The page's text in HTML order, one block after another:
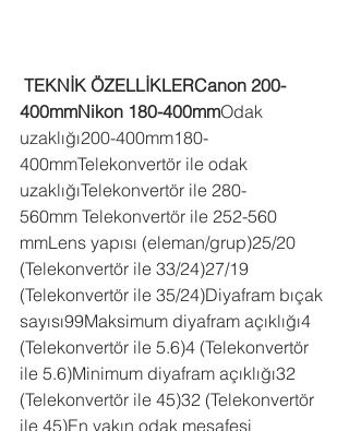
TEKNİK ÖZELLİKLERCanon 200-
400mmNikon 180-400mmOdak
uzaklığı200-400mm180-
400mmTelekonvertör ile odak
uzaklığıTelekonvertör ile 280-
560mm Telekonvertör ile 252-560
mmLens yapısı (eleman/grup)25/20
(Telekonvertör ile 33/24)27/19
(Telekonvertör ile 35/24)Diyafram bıçak
sayısı99Maksimum diyafram açıklığı4
(Telekonvertör ile 5.6)4 (Telekonvertör
ile 5.6)Minimum diyafram açıklığı32
(Telekonvertör ile 45)32 (Telekonvertör
ile 45)En yakın odak mesafesi